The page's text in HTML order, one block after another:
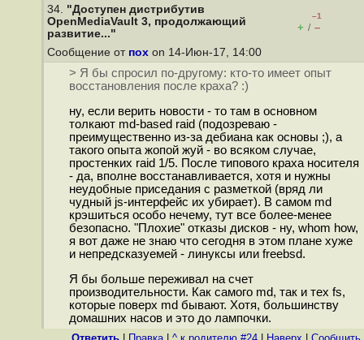
34. "Доступен дистрибутив
OpenMediaVault 3, продолжающий
развитие..."
–1
+ / –
Сообщение от пох on 14-Июн-17, 14:00
> Я бы спросил по-другому: кто-то имеет опыт
восстановления после краха? :)
ну, если верить новости - то там в основном
толкают md-based raid (подозреваю -
преимущественно из-за дебиана как основы ;), а
такого опыта жопой жуй - во всяком случае,
простенких raid 1/5. После типового краха носителя
- да, вполне восстанавливается, хотя и нужны
неудобные приседания с разметкой (вряд ли
чудный js-интерфейс их убирает). В самом md
крэшиться особо нечему, тут все более-менее
безопасно. "Плохие" отказы дисков - ну, whom how,
я вот даже не знаю что сегодня в этом плане хуже
и непредсказуемей - линуксы или freebsd.
Я бы больше переживал на счет
производительности. Как самого md, так и тех fs,
которые поверх md бывают. Хотя, большинству
домашних насов и это до лампочки.